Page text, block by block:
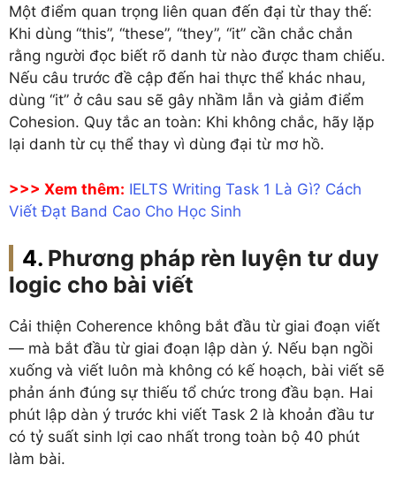
Một điểm quan trọng liên quan đến đại từ thay thế:
Khi dùng “this”, “these”, “they”, “it” cần chắc chắn
rằng người đọc biết rõ danh từ nào được tham chiếu.
Nếu câu trước đề cập đến hai thực thể khác nhau,
dùng “it” ở câu sau sẽ gây nhầm lẫn và giảm điểm
Cohesion. Quy tắc an toàn: Khi không chắc, hãy lặp
lại danh từ cụ thể thay vì dùng đại từ mơ hồ.
>>> Xem thêm: IELTS Writing Task 1 Là Gì? Cách
Viết Đạt Band Cao Cho Học Sinh
Phương pháp rèn luyện tư duy
logic cho bài viết
Cải thiện Coherence không bắt đầu từ giai đoạn viết
— mà bắt đầu từ giai đoạn lập dàn ý. Nếu bạn ngồi
xuống và viết luôn mà không có kế hoạch, bài viết sẽ
phản ánh đúng sự thiếu tổ chức trong đầu bạn. Hai
phút lập dàn ý trước khi viết Task 2 là khoản đầu tư
có tỷ suất sinh lợi cao nhất trong toàn bộ 40 phút
làm bài.